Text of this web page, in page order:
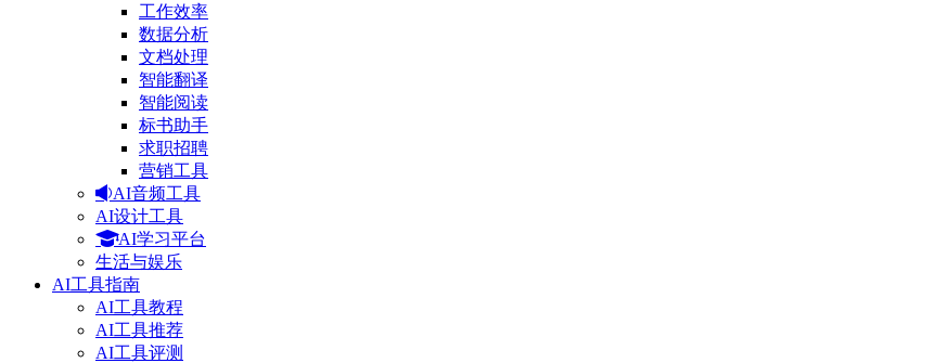
工作效率
数据分析
文档处理
智能翻译
智能阅读
标书助手
求职招聘
营销工具
AI音频工具
AI设计工具
AI学习平台
生活与娱乐
AI工具指南
AI工具教程
AI工具推荐
AI工具评测